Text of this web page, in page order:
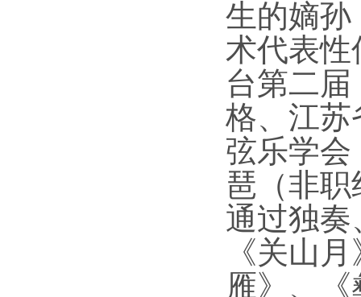
生的嫡孙
术代表性
台第二
格、江苏
弦乐学
琶（非
通过独
《关山
雁》、